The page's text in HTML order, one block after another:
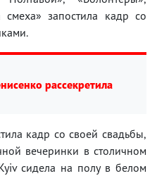
запостила кадр со
рассекретила
кадр со своей свадьбы,
вечеринки в столичном
сидела на полу в белом